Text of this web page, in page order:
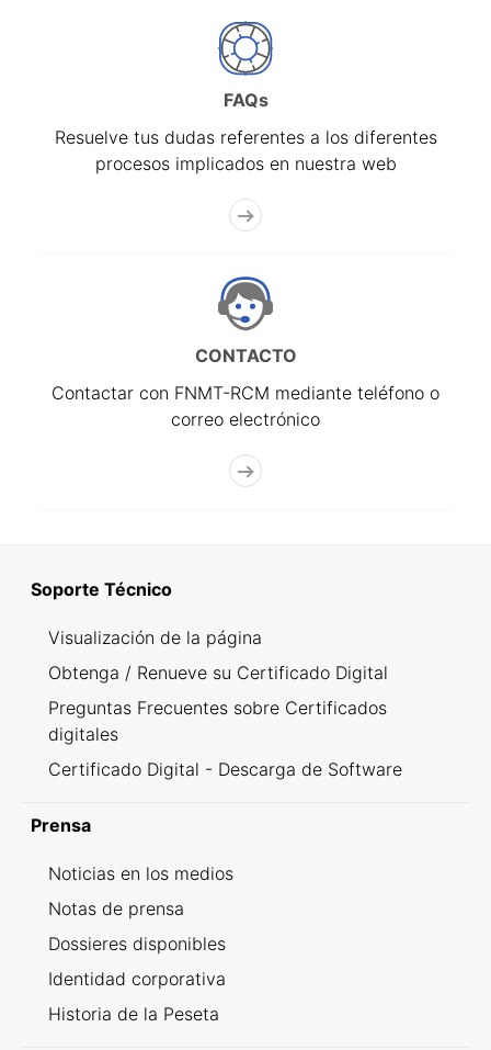
FAQs
Resuelve tus dudas referentes a los diferentes
procesos implicados en nuestra web
CONTACTO
Contactar con FNMT-RCM mediante teléfono o
correo electrónico
Soporte Técnico
Visualización de la página
Obtenga / Renueve su Certificado Digital
Preguntas Frecuentes sobre Certificados
digitales
Certificado Digital - Descarga de Software
Prensa
Noticias en los medios
Notas de prensa
Dossieres disponibles
Identidad corporativa
Historia de la Peseta